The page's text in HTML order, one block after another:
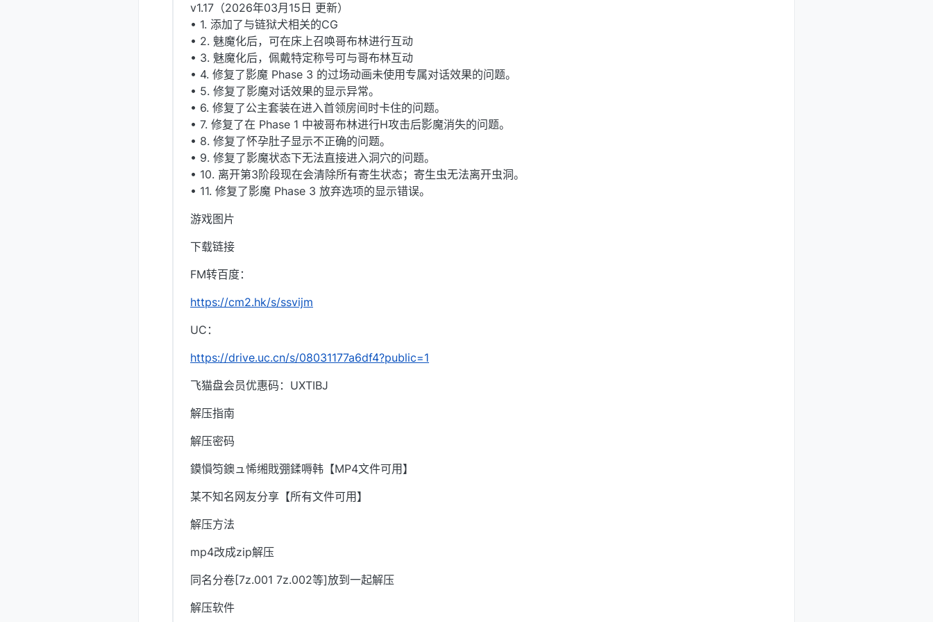
v1.17（2026年03月15日 更新）
• 1. 添加了与链狱犬相关的CG
• 2. 魅魔化后，可在床上召唤哥布林进行互动
• 3. 魅魔化后，佩戴特定称号可与哥布林互动
• 4. 修复了影魔 Phase 3 的过场动画未使用专属对话效果的问题。
• 5. 修复了影魔对话效果的显示异常。
• 6. 修复了公主套装在进入首领房间时卡住的问题。
• 7. 修复了在 Phase 1 中被哥布林进行H攻击后影魔消失的问题。
• 8. 修复了怀孕肚子显示不正确的问题。
• 9. 修复了影魔状态下无法直接进入洞穴的问题。
• 10. 离开第3阶段现在会清除所有寄生状态；寄生虫无法离开虫洞。
• 11. 修复了影魔 Phase 3 放弃选项的显示错误。
游戏图片
下载链接
FM转百度：
https://cm2.hk/s/ssvijm
UC：
https://drive.uc.cn/s/08031177a6df4?public=1
飞猫盘会员优惠码：UXTIBJ
解压指南
解压密码
鏌愪笉鐭ュ悕缃戝弸鍒嗕韩【MP4文件可用】
某不知名网友分享【所有文件可用】
解压方法
mp4改成zip解压
同名分卷[7z.001 7z.002等]放到一起解压
解压软件